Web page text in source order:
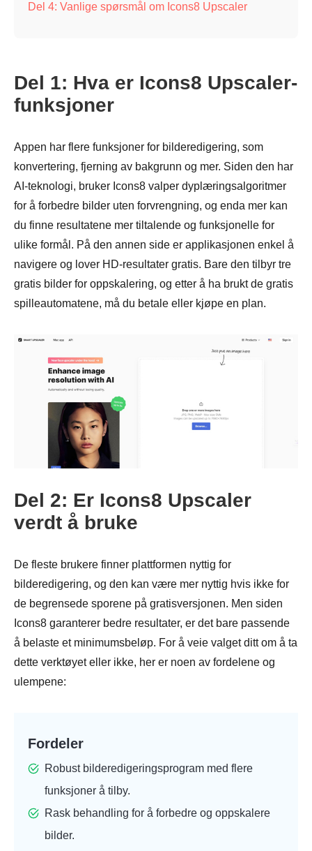
Del 4: Vanlige spørsmål om Icons8 Upscaler
Del 1: Hva er Icons8 Upscaler-
funksjoner
Appen har flere funksjoner for bilderedigering, som
konvertering, fjerning av bakgrunn og mer. Siden den har
AI-teknologi, bruker Icons8 valper dyplæringsalgoritmer
for å forbedre bilder uten forvrengning, og enda mer kan
du finne resultatene mer tiltalende og funksjonelle for
ulike formål. På den annen side er applikasjonen enkel å
navigere og lover HD-resultater gratis. Bare den tilbyr tre
gratis bilder for oppskalering, og etter å ha brukt de gratis
spilleautomatene, må du betale eller kjøpe en plan.
Del 2: Er Icons8 Upscaler
verdt å bruke
De fleste brukere finner plattformen nyttig for
bilderedigering, og den kan være mer nyttig hvis ikke for
de begrensede sporene på gratisversjonen. Men siden
Icons8 garanterer bedre resultater, er det bare passende
å belaste et minimumsbeløp. For å veie valget ditt om å ta
dette verktøyet eller ikke, her er noen av fordelene og
ulempene:
Fordeler
Robust bilderedigeringsprogram med flere
funksjoner å tilby.
Rask behandling for å forbedre og oppskalere
bilder.